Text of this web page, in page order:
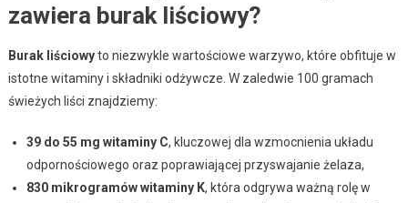
zawiera burak liściowy?
Burak liściowyto niezwykle wartościowe warzywo, które obfituje w
istotne witaminy i składniki odżywcze. W zaledwie 100 gramach
świeżych liści znajdziemy:
39 do 55 mg witaminy C, kluczowej dla wzmocnienia układu
odpornościowego oraz poprawiającej przyswajanie żelaza,
830 mikrogramów witaminy K, która odgrywa ważną rolę w